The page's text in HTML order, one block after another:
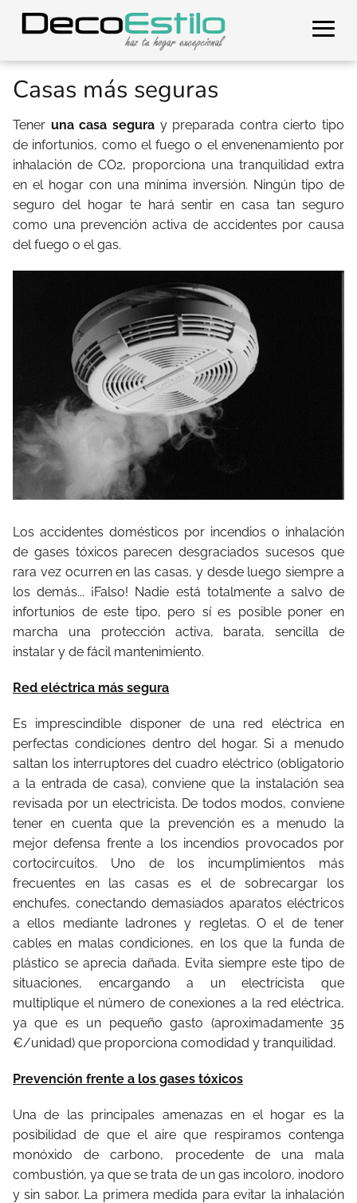
Casas más seguras
Tener una casa seguray preparada contra cierto tipo
de infortunios, como el fuego o el envenenamiento por
inhalación de CO2, proporciona una tranquilidad extra
en el hogar con una mínima inversión. Ningún tipo de
seguro del hogar te hará sentir en casa tan seguro
como una prevención activa de accidentes por causa
del fuego o el gas.
Los accidentes domésticos por incendios o inhalación
de gases tóxicos parecen desgraciados sucesos que
rara vez ocurren en las casas, y desde luego siempre a
los demás... ¡Falso! Nadie está totalmente a salvo de
infortunios de este tipo, pero sí es posible poner en
marcha una protección activa, barata, sencilla de
instalar y de fácil mantenimiento.
Red eléctrica más segura
Es imprescindible disponer de una red eléctrica en
perfectas condiciones dentro del hogar. Si a menudo
saltan los interruptores del cuadro eléctrico (obligatorio
a la entrada de casa), conviene que la instalación sea
revisada por un electricista. De todos modos, conviene
tener en cuenta que la prevención es a menudo la
mejor defensa frente a los incendios provocados por
cortocircuitos. Uno de los incumplimientos más
frecuentes en las casas es el de sobrecargar los
enchufes, conectando demasiados aparatos eléctricos
a ellos mediante ladrones y regletas. O el de tener
cables en malas condiciones, en los que la funda de
plástico se aprecia dañada. Evita siempre este tipo de
situaciones, encargando a un electricista que
multiplique el número de conexiones a la red eléctrica,
ya que es un pequeño gasto (aproximadamente 35
€/unidad) que proporciona comodidad y tranquilidad.
Prevención frente a los gases tóxicos
Una de las principales amenazas en el hogar es la
posibilidad de que el aire que respiramos contenga
monóxido de carbono, procedente de una mala
combustión, ya que se trata de un gas incoloro, inodoro
y sin sabor. La primera medida para evitar la inhalación